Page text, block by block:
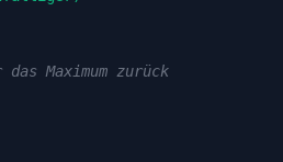
Maximum zurück